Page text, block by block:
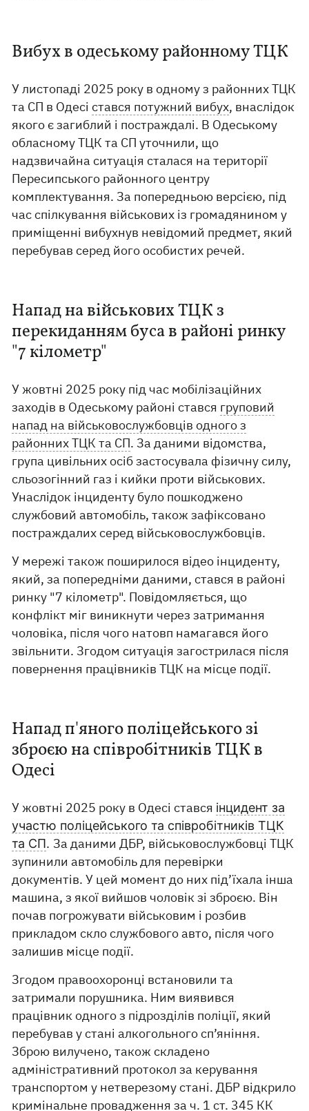
Вибух в одеському районному ТЦК
У листопаді 2025 року в одному з районних ТЦК
та СП в Одесістався потужний вибух, внаслідок
якого є загиблий і постраждалі. В Одеському
обласному ТЦК та СП уточнили, що
надзвичайна ситуація сталася на території
Пересипського районного центру
комплектування. За попередньою версією, під
час спілкування військових із громадянином у
приміщенні вибухнув невідомий предмет, який
перебував серед його особистих речей.
Напад на військових ТЦК з
перекиданням буса в районі ринку
"7 кілометр"
У жовтні 2025 року під час мобілізаційних
заходів в Одеському районі стався груповий
напад на військовослужбовців одного з
районних ТЦК та СП. За даними відомства,
група цивільних осіб застосувала фізичну силу,
сльозогінний газ і кийки проти військових.
Унаслідок інциденту було пошкоджено
службовий автомобіль, також зафіксовано
постраждалих серед військовослужбовців.
У мережі також поширилося відео інциденту,
який, за попередніми даними, стався в районі
ринку "7 кілометр". Повідомляється, що
конфлікт міг виникнути через затримання
чоловіка, після чого натовп намагався його
звільнити. Згодом ситуація загострилася після
повернення працівників ТЦК на місце події.
Напад п'яного поліцейського зі
зброєю на співробітників ТЦК в
Одесі
У жовтні 2025 року в Одесі стався інцидент за
участю поліцейського та співробітників ТЦК
та СП. За даними ДБР, військовослужбовці ТЦК
зупинили автомобіль для перевірки
документів. У цей момент до них під’їхала інша
машина, з якої вийшов чоловік зі зброєю. Він
почав погрожувати військовим і розбив
прикладом скло службового авто, після чого
залишив місце події.
Згодом правоохоронці встановили та
затримали порушника. Ним виявився
працівник одного з підрозділів поліції, який
перебував у стані алкогольного сп’яніння.
Зброю вилучено, також складено
адміністративний протокол за керування
транспортом у нетверезому стані. ДБР відкрило
кримінальне провадження за ч. 1 ст. 345 КК